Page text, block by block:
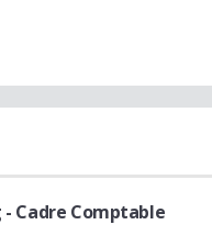
- Cadre Comptable